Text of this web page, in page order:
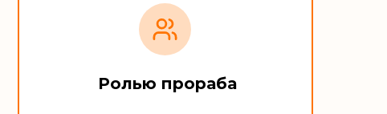
Ролью прораба